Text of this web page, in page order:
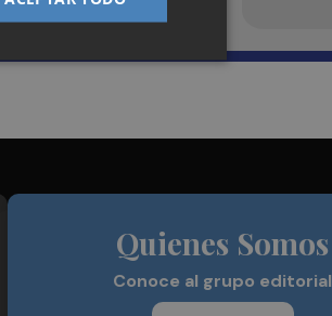
Quienes Somos
Conoce al grupo editorial